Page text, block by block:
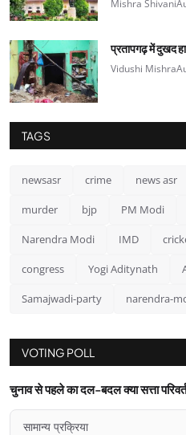
Mishra Shivani
प्रतापगढ़ में दुखद
Vidushi Mishra
TAGS
newsasr crime news asr
murder bjp PM Modi
Narendra Modi IMD
congress Yogi Aditynath
Samajwadi-party narendra-
VOTING POLL
चुनाव से पहले का दल-बदल क्या सत्ता
सामान्य प्रक्रिया